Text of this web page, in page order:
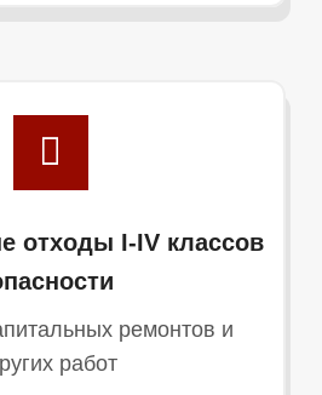
отходы I-IV классов
ремонтов и
работ